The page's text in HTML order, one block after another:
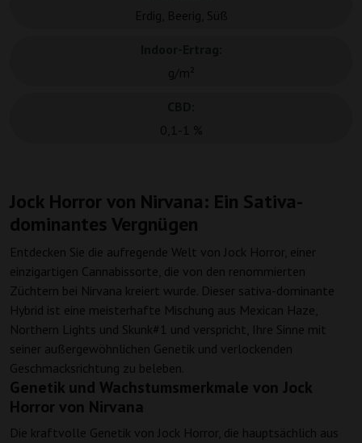
Jock Horror von Nirvana: Ein Sativa-
dominantes Vergnügen
Entdecken Sie die aufregende Welt von Jock Horror, einer
einzigartigen Cannabissorte, die von den renommierten
Züchtern bei Nirvana kreiert wurde. Dieser sativa-dominante
Hybrid ist eine meisterhafte Mischung aus Mexican Haze,
Northern Lights und Skunk#1 und verspricht, Ihre Sinne mit
seiner außergewöhnlichen Genetik und verlockenden
Geschmacksrichtung zu beleben.
Genetik und Wachstumsmerkmale von Jock
Horror von Nirvana
Die kraftvolle Genetik von Jock Horror, die hauptsächlich aus